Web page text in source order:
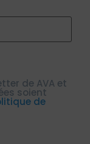
de AVA et
soient
de